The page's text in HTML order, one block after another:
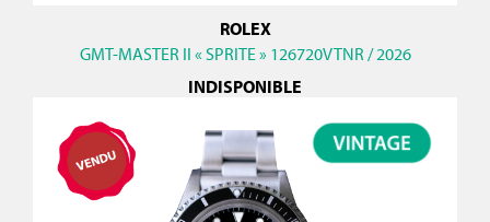
ROLEX
GMT-MASTER II « SPRITE » 126720VTNR / 2026
INDISPONIBLE